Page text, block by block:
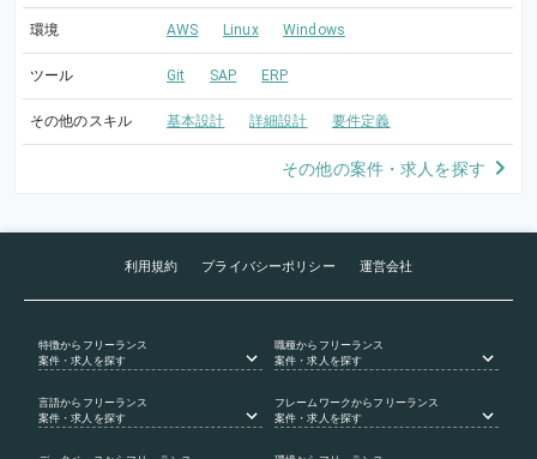
環境 AWS Linux Windows
ツール Git SAP ERP
その他のスキル 基本設計 詳細設計 要件定義
その他の案件・求人を探す
利用規約 プライバシーポリシー 運営会社
特徴からフリーランス
案件・求人を探す
職種からフリーランス
案件・求人を探す
言語からフリーランス
案件・求人を探す
フレームワークからフリーランス
案件・求人を探す